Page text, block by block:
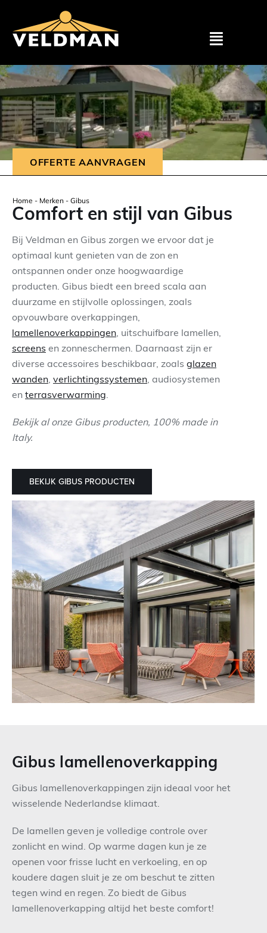
Particulier
Zakelijk
Projecten
OFFERTE AANVRAGEN
Home - Merken- Gibus
Comfort en stijl van Gibus
Bij Veldman en Gibus zorgen we ervoor dat je
optimaal kunt genieten van de zon en
ontspannen onder onze hoogwaardige
producten. Gibus biedt een breed scala aan
duurzame en stijlvolle oplossingen, zoals
opvouwbare overkappingen,
lamellenoverkappingen , uitschuifbare lamellen,
screens en zonneschermen. Daarnaast zijn er
diverse accessoires beschikbaar, zoals glazen
wanden verlichtingssystemen , audiosystemen
enterrasverwarming
Bekijk al onze Gibus producten, 100% made in
Italy.
BEKIJK GIBUS PRODUCTEN
Gibus lamellenoverkapping
Gibus lamellenoverkappingen zijn ideaal voor het
wisselende Nederlandse klimaat.
De lamellen geven je volledige controle over
zonlicht en wind. Op warme dagen kun je ze
openen voor frisse lucht en verkoeling, en op
koudere dagen sluit je ze om beschut te zitten
tegen wind en regen. Zo biedt de Gibus
lamellenoverkapping altijd het beste comfort!